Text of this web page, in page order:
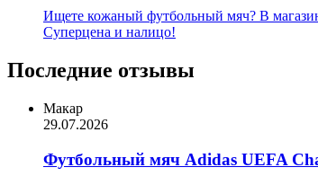
Ищете кожаный футбольный мяч? В
Суперцена и налицо!
Последние отзывы
Макар
29.07.2026
Футбольный мяч Adidas UEFA